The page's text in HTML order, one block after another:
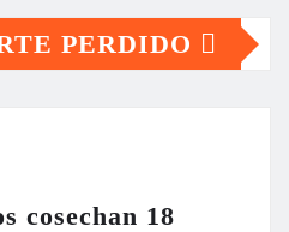
PERDIDO
cosechan 18